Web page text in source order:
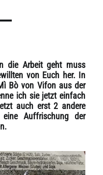
die Arbeit geht muss
von Euch her. In
Bò von Vifon aus der
ich sie jetzt einfach
auch erst 2 andere
Auffrischung der